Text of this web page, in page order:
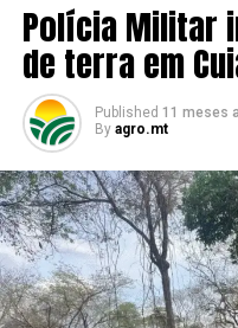
Polícia Militar
de terra em
Published 11 meses
By agro.mt